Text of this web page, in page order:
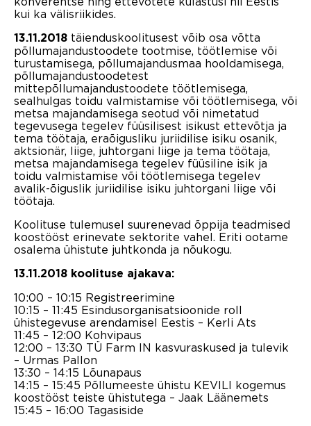
kui ka välisriikides.
13.11.2018 täienduskoolitusest võib osa võtta
põllumajandustoodete tootmise, töötlemise või
turustamisega, põllumajandusmaa hooldamisega,
põllumajandustoodetest
mittepõllumajandustoodete töötlemisega,
sealhulgas toidu valmistamise või töötlemisega, või
metsa majandamisega seotud või nimetatud
tegevusega tegelev füüsilisest isikust ettevõtja ja
tema töötaja, eraõigusliku juriidilise isiku osanik,
aktsionär, liige, juhtorgani liige ja tema töötaja,
metsa majandamisega tegelev füüsiline isik ja
toidu valmistamise või töötlemisega tegelev
avalik-õiguslik juriidilise isiku juhtorgani liige või
töötaja.
Koolituse tulemusel suurenevad õppija teadmised
koostööst erinevate sektorite vahel. Eriti ootame
osalema ühistute juhtkonda ja nõukogu.
13.11.2018 koolituse ajakava:
10:00 – 10:15 Registreerimine
10:15 – 11:45 Esindusorganisatsioonide roll
ühistegevuse arendamisel Eestis – Kerli Ats
11:45 – 12:00 Kohvipaus
12:00 – 13:30 TÜ Farm IN kasvuraskused ja tulevik
– Urmas Pallon
13:30 – 14:15 Lõunapaus
14:15 – 15:45 Põllumeeste ühistu KEVILI kogemus
koostööst teiste ühistutega – Jaak Läänemets
15:45 – 16:00 Tagasiside